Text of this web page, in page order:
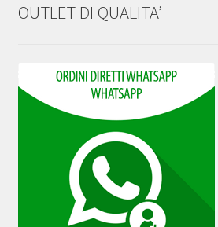
OUTLET DI QUALITA’